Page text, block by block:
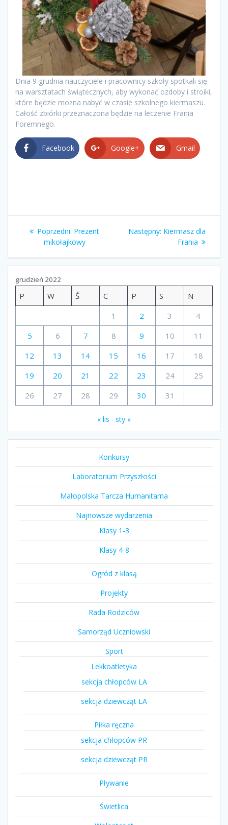
Dnia 9 grudnia nauczyciele i pracownicy szkoły spotkali się
na warsztatach świątecznych, aby wykonać ozdoby i stroiki,
które będzie można nabyć w czasie szkolnego kiermaszu.
Całość zbiórki przeznaczona będzie na leczenie Frania
Foremnego.
Facebook Google+ Gmail
Nawigacja
wpisu
Poprzedni: Poprzedni
wpis:
Prezent
mikołajkowy
Następny: Następny
wpis:
Kiermasz dla
Frania
grudzień 2022
P W Ś C P S
N
1
2 3
4
5
6 7 8 9 10
11
12
13 14 15 16 17
18
19
20 21 22 23 24
25
26
27 28 29 30 31
« lis sty »
Konkursy
Laboratorium Przyszłości
Małopolska Tarcza Humanitarna
Najnowsze wydarzenia
Klasy 1-3
Klasy 4-8
Ogród z klasą
Projekty
Rada Rodziców
Samorząd Uczniowski
Sport
Lekkoatletyka
sekcja chłopców LA
sekcja dziewcząt LA
Piłka ręczna
sekcja chłopców PR
sekcja dziewcząt PR
Pływanie
Świetlica